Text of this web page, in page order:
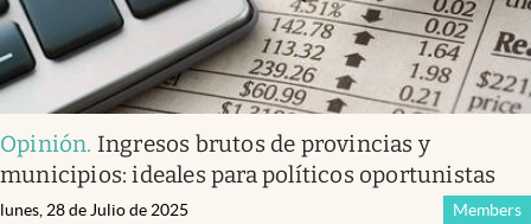
abre en nueva pestaña
Argentina
Opinión. Ingresos brutos de provincias y
municipios: ideales para políticos oportunistas
Members
lunes, 28 de Julio de 2025